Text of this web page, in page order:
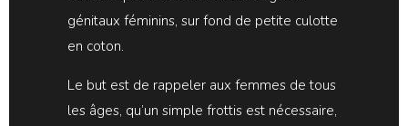
génitaux féminins, sur fond de petite culotte
en coton.
Le but est de rappeler aux femmes de tous
les âges, qu’un simple frottis est nécessaire,